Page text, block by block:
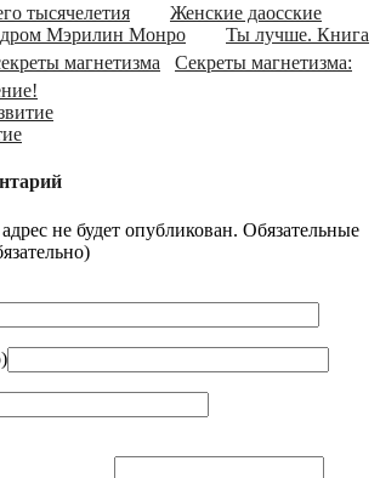
тысячелетия
Женские даосские
Мэрилин Монро
Ты лучше. Книга
Секреты магнетизма:
не будет опубликован. Обязательные
)
)